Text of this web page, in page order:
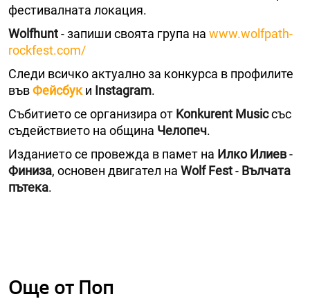
фестивалната локация.
Wolfhunt- запиши своята група на www.wolfpath-
rockfest.com/
Следи всичко актуално за конкурса в профилите
въвФейсбуки Instagram.
Събитието се организира от Konkurent Musicсъс
съдействието на община Челопеч.
Изданието се провежда в памет на Илко Илиев-
Финиза, основен двигател на Wolf Fest- Вълчата
пътека.
Още от Поп